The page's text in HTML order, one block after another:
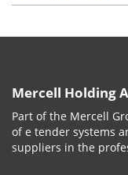
Mercell Holding
Part of the Mercell
of e tender systems
suppliers in the